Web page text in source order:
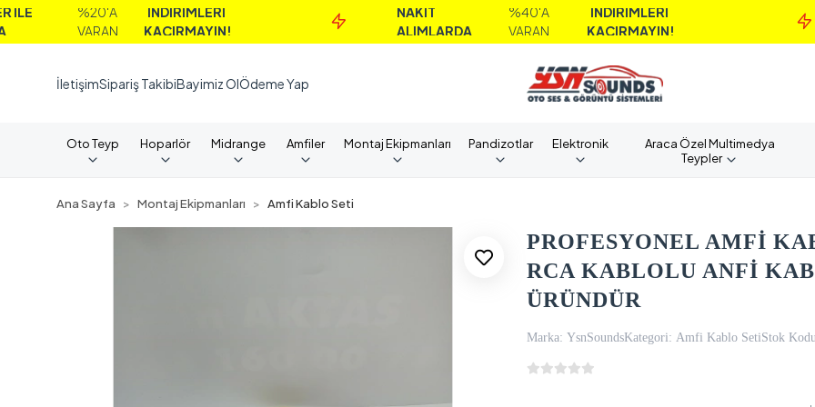
%20'A
İNDİRİMLERİ
KAÇIRMAYIN!
NAKİT
ALIMLARDA
VARAN
İNDİRİMLERİ
KAÇIRMAYIN!
İletişimSipariş TakibiBayimiz OlÖdeme Yap
Oto Teyp Hoparlör Midrange Amfiler Montaj Ekipmanları Pandizotlar Elektronik
Araca Özel Multimedya
Teypler
Ana Sayfa Montaj Ekipmanları Amfi Kablo Seti
PROFESYONEL AMFİ
RCA KABLOLU ANFİ
ÜRÜNDÜR
Marka: YsnSoundsKategori: Amfi Kablo SetiStok